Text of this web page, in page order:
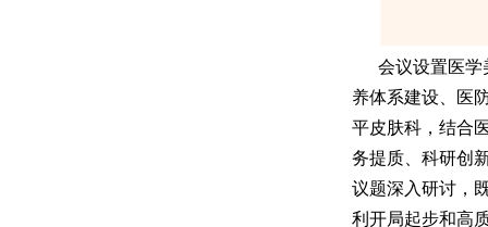
会议设置医
养体系建设、医
平皮肤科，结合
务提质、科研创
议题深入研讨，
利开局起步和高